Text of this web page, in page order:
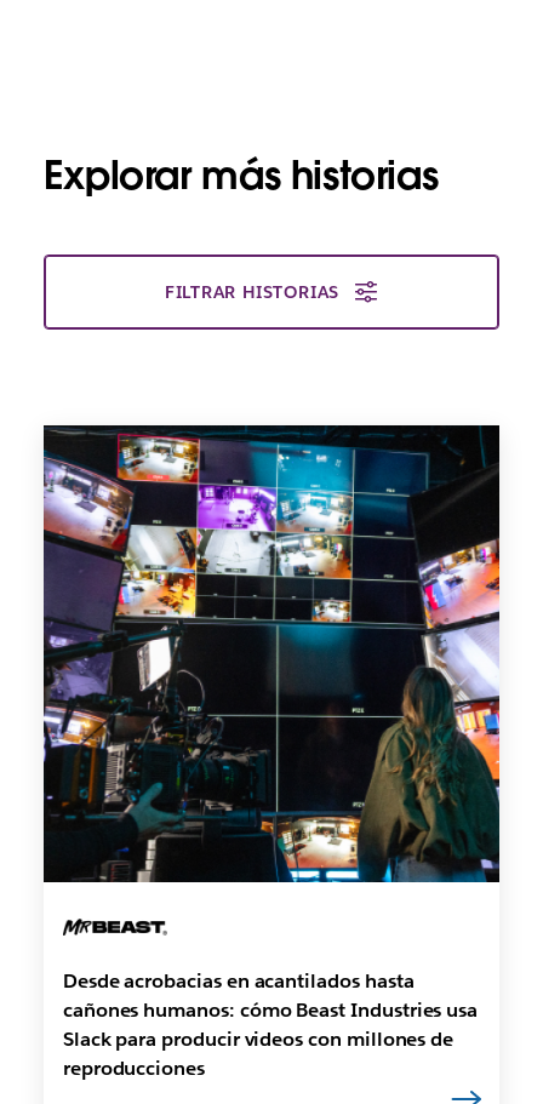
Explorar más historias
FILTRAR HISTORIAS
Desde acrobacias en acantilados hasta
cañones humanos: cómo Beast Industries usa
Slack para producir videos con millones de
reproducciones